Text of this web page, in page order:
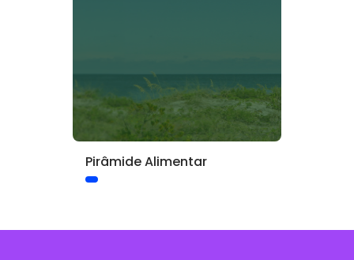
Pirâmide Alimentar